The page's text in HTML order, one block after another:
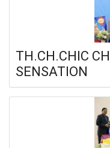
TH.CH.CHIC
SENSATION